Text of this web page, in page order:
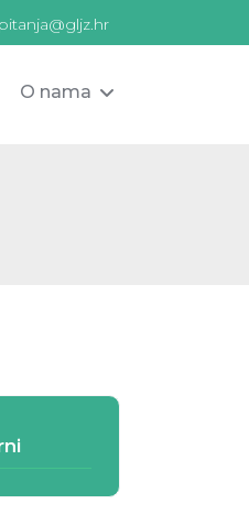
pitanja@gljz.hr
O nama